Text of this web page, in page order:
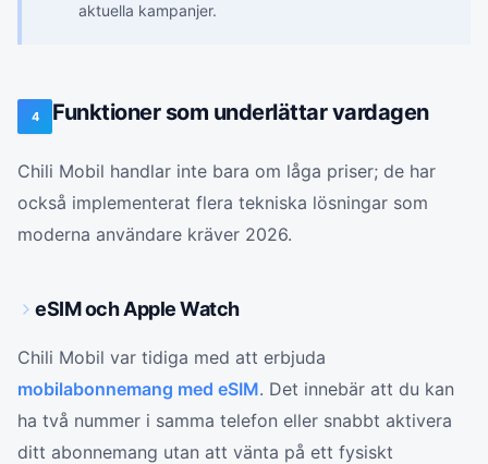
aktuella kampanjer.
4 Funktioner som underlättar vardagen
Chili Mobil handlar inte bara om låga priser; de har
också implementerat flera tekniska lösningar som
moderna användare kräver 2026.
eSIM och Apple Watch
Chili Mobil var tidiga med att erbjuda
mobilabonnemang med eSIM. Det innebär att du kan
ha två nummer i samma telefon eller snabbt aktivera
ditt abonnemang utan att vänta på ett fysiskt